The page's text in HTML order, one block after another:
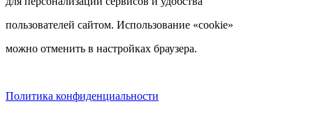
пользователей сайтом. Использование «cookie»
можно отменить в настройках браузера.
Политика конфиденциальности